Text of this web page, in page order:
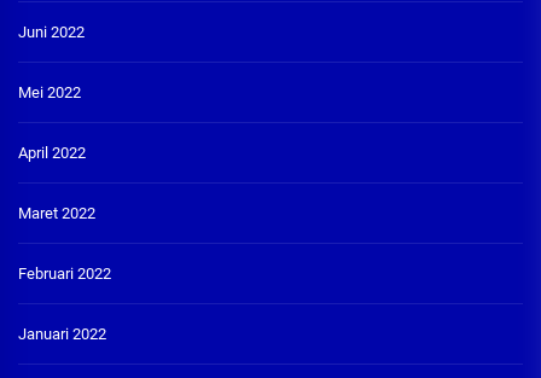
Juni 2022
Mei 2022
April 2022
Maret 2022
Februari 2022
Januari 2022